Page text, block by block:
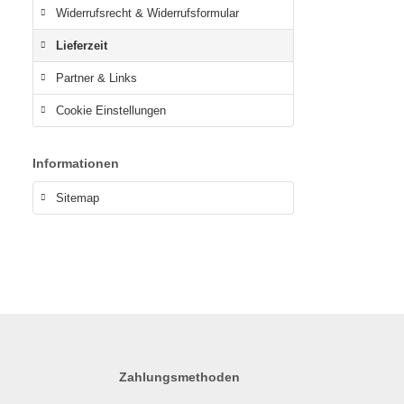
Widerrufsrecht & Widerrufsformular
Lieferzeit
Partner & Links
Cookie Einstellungen
Informationen
Sitemap
Zahlungsmethoden